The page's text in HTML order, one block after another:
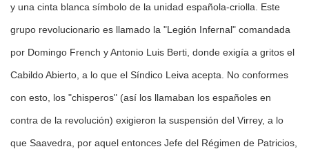
y una cinta blanca símbolo de la unidad española-criolla. Este
grupo revolucionario es llamado la "Legión Infernal" comandada
por Domingo French y Antonio Luis Berti, donde exigía a gritos el
Cabildo Abierto, a lo que el Síndico Leiva acepta. No conformes
con esto, los "chisperos" (así los llamaban los españoles en
contra de la revolución) exigieron la suspensión del Virrey, a lo
que Saavedra, por aquel entonces Jefe del Régimen de Patricios,